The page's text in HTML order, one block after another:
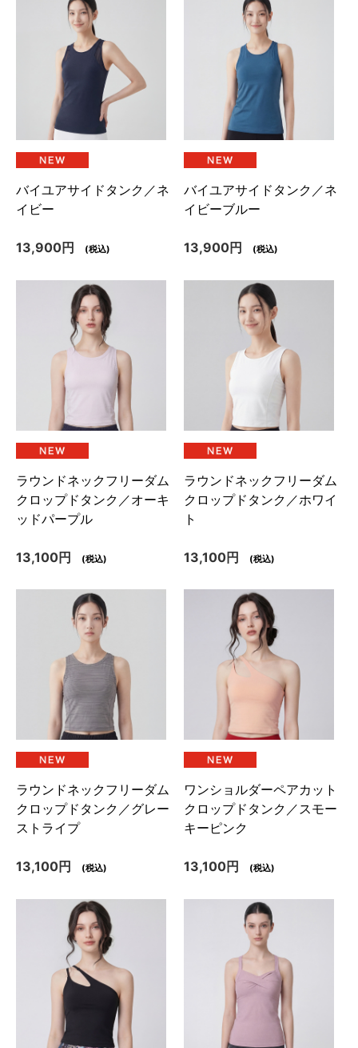
バイユアサイドタンク／ネ
イビー
13,900円 (税込)
バイユアサイドタンク／ネ
イビーブルー
13,900円 (税込)
ラウンドネックフリーダム
クロップドタンク／オーキ
ッドパープル
13,100円 (税込)
ラウンドネックフリーダム
クロップドタンク／ホワイ
ト
13,100円 (税込)
ラウンドネックフリーダム
クロップドタンク／グレー
ストライプ
13,100円 (税込)
ワンショルダーペアカット
クロップドタンク／スモー
キーピンク
13,100円 (税込)